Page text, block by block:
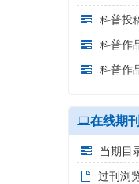
科普投
科普作
科普作
在线期刊
当期目
过刊浏